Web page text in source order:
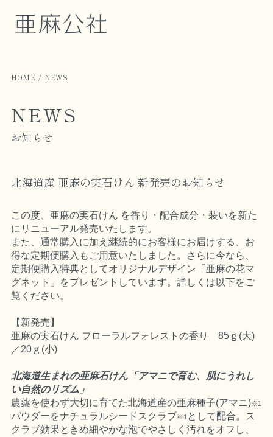
HOME NEWS
NEWS
お知らせ
北海道産 亜麻の実石けん 新発売のお知らせ
この度、亜麻の実石けん を香り・配合成分・装いを新た
にリニューアル発売いたします。
また、通常購入に加え継続的にお客様にお届けする、お
得な定期便購入もご用意いたしました。さらに今なら、
定期便購入特典としてオリジナルデザイン「亜麻の花マ
グネット」をプレゼントしています。詳しくは以下をご
覧ください。
【新発売】
亜麻の実石けん フローラルフォレストの香り 85ｇ(大)
／20ｇ(小)
北海道生まれの亜麻石けん「アマニで育む、肌にうれし
い自然のリズム」
農薬を使わず大切に育てた北海道産の亜麻種子(アマニ)※1
パウダーをナチュラルシードスクラブ※1 として配合。ス
クラブ効果ときめ細やかな泡でやさしく汚れをオフし、